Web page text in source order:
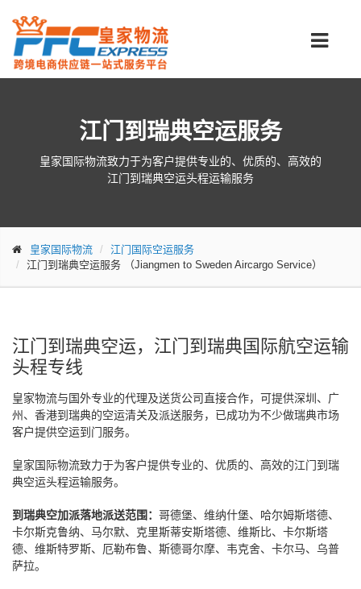
江门到瑞典空运服务
皇家国际物流致力于为客户提供专业的、优质的、高效的
江门到瑞典空运头程运输服务
皇家国际物流
江门国际空运服务
江门到瑞典空运服务 （Jiangmen to Sweden Aircargo Service）
江门到瑞典空运，江门到瑞典国际航空运输
头程专线
皇家物流与国外专业的代理及送货公司直接合作，可提供深圳、广
州、香港到瑞典的空运清关及派送服务，已成功为不少做瑞典市场
客户提供空运到门服务。
皇家国际物流致力于为客户提供专业的、优质的、高效的江门到瑞
典空运头程运输服务。
到瑞典空加派落地派送范围： 哥德堡、维纳什堡、哈尔姆斯塔德、
卡尔斯克鲁纳、马尔默、克里斯蒂安斯塔德、维斯比、卡尔斯塔
德、维斯特罗斯、厄勒布鲁、斯德哥尔摩、韦克舍、卡尔马、乌普
萨拉。